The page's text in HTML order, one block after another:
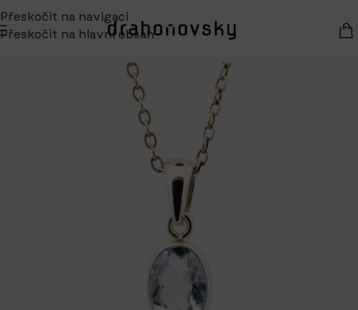
Přeskočit na navigaci
Přeskočit na hlavní obsah